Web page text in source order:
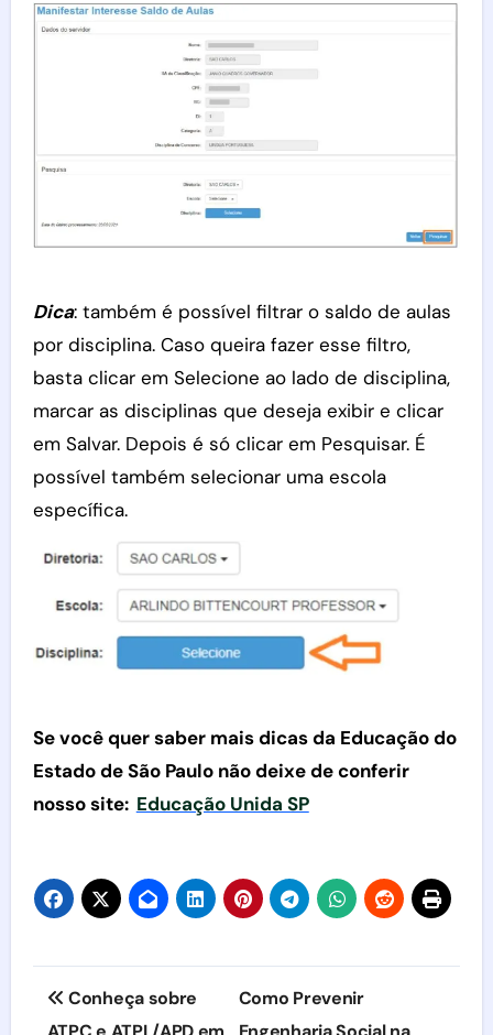
Dica: também é possível filtrar o saldo de aulas
por disciplina. Caso queira fazer esse filtro,
basta clicar em Selecione ao lado de disciplina,
marcar as disciplinas que deseja exibir e clicar
em Salvar. Depois é só clicar em Pesquisar. É
possível também selecionar uma escola
específica.
Se você quer saber mais dicas da Educação do
Estado de São Paulo não deixe de conferir
nosso site: Educação Unida SP
Navegação
Conheça sobre
Como Prevenir